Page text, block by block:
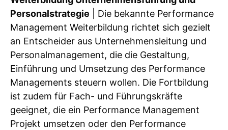
Personalstrategie | Die bekannte Performance
Management Weiterbildung richtet sich gezielt
an Entscheider aus Unternehmensleitung und
Personalmanagement, die die Gestaltung,
Einführung und Umsetzung des Performance
Managements steuern wollen. Die Fortbildung
ist zudem für Fach- und Führungskräfte
geeignet, die ein Performance Management
Projekt umsetzen oder den Performance